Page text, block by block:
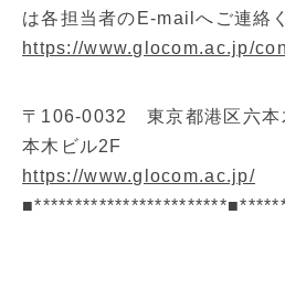
は各担当者のE-mailへご連絡
https://www.glocom.ac.jp/
〒106-0032 東京都港区六本
本木ビル2F
https://www.glocom.ac.jp/